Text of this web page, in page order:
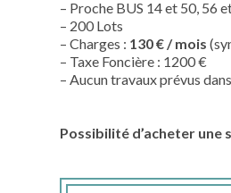
– Proche BUS 14 et 50, 56
– 200 Lots
– Charges : 130 € / mois
– Taxe Foncière : 1200 €
– Aucun travaux prévus
Possibilité d’acheter une